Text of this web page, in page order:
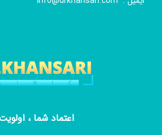
اعتماد شما ،